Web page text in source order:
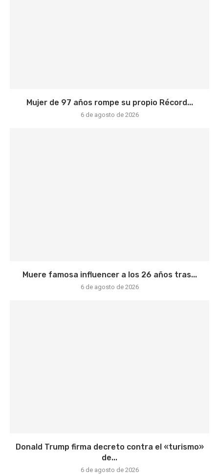
Mujer de 97 años rompe su propio Récord...
6 de agosto de 2026
Muere famosa influencer a los 26 años tras...
6 de agosto de 2026
Donald Trump firma decreto contra el «turismo»
de...
6 de agosto de 2026